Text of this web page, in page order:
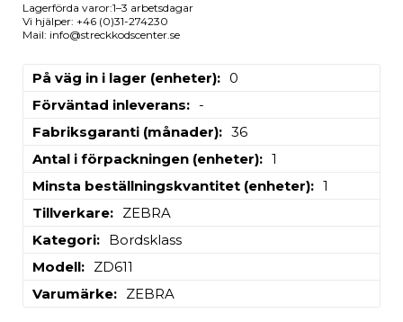
Lagerförda varor:1–3 arbetsdagar
Vi hjälper: +46 (0)31-274230
Mail: info@streckkodscenter.se
På väg in i lager (enheter)
0
Förväntad inleverans
-
Fabriksgaranti (månader)
36
Antal i förpackningen (enheter)
1
Minsta beställningskvantitet (enheter)
1
Tillverkare
ZEBRA
Kategori
Bordsklass
Modell
ZD611
Varumärke
ZEBRA